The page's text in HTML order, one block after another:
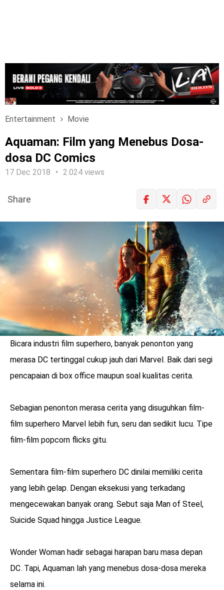
Entertainment Movie
Aquaman: Film yang Menebus Dosa-
dosa DC Comics
17 Dec 2018 2.024 views
menarik
Share
Bicara industri film superhero, banyak penonton yang
merasa DC tertinggal cukup jauh dari Marvel. Baik dari segi
pencapaian di box office maupun soal kualitas cerita.
Sebagian penonton merasa cerita yang disuguhkan film-
film superhero Marvel lebih fun, seru dan sedikit lucu. Tipe
film-film popcorn flicks gitu.
Sementara film-film superhero DC dinilai memiliki cerita
yang lebih gelap. Dengan eksekusi yang terkadang
mengecewakan banyak orang. Sebut saja Man of Steel,
Suicide Squad hingga Justice League.
Wonder Woman hadir sebagai harapan baru masa depan
DC. Tapi, Aquaman lah yang menebus dosa-dosa mereka
selama ini.